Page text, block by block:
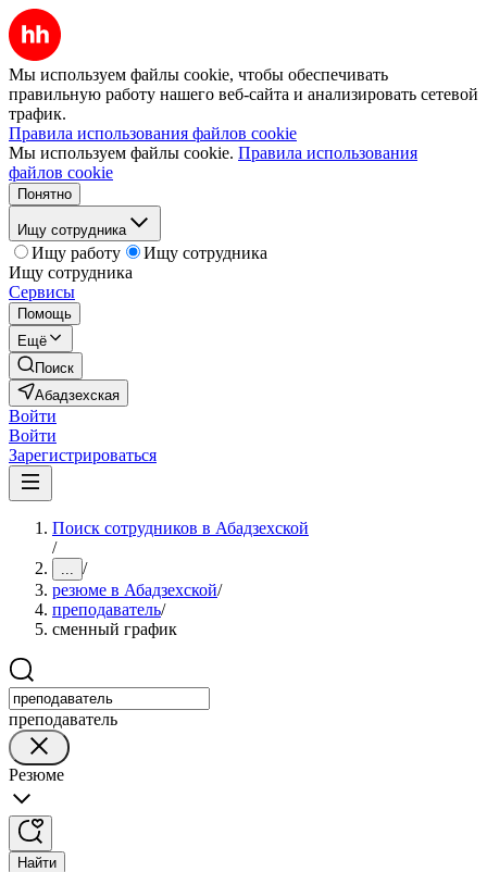
Мы используем файлы cookie, чтобы обеспечивать
правильную работу нашего веб-сайта и анализировать сетевой
трафик.
Правила использования файлов cookie
Мы используем файлы cookie. Правила использования
файлов cookie
Понятно
Ищу сотрудника
Ищу работу
Ищу сотрудника
Ищу сотрудника
Сервисы
Помощь
Ещё
Поиск
Абадзехская
Войти
Войти
Зарегистрироваться
Поиск сотрудников в Абадзехской
/
... /
резюме в Абадзехской/
преподаватель/
сменный график
преподаватель
Резюме
Найти